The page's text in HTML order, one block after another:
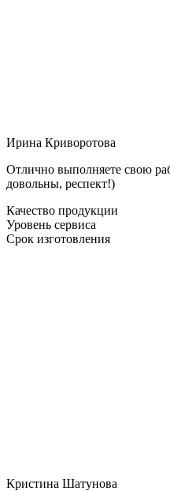
Ирина Криворотова
Отлично выполняете свою
довольны, респект!)
Качество продукции
Уровень сервиса
Срок изготовления
Кристина Шатунова